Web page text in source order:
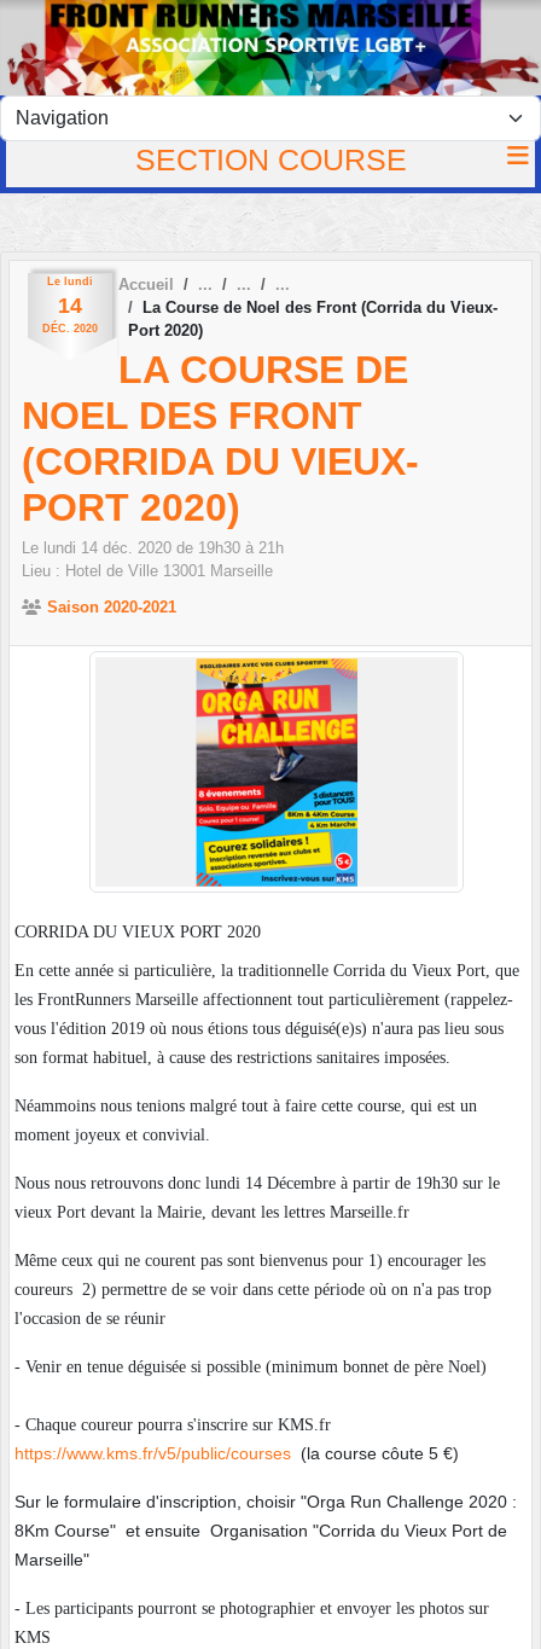
SECTION COURSE
Le lundi
14
DÉC. 2020
Accueil
La Course de Noel des Front (Corrida du Vieux-
Port 2020)
LA COURSE DE
NOEL DES FRONT
(CORRIDA DU VIEUX-
PORT 2020)
Le lundi 14 déc. 2020 de 19h30 à 21h
Lieu : Hotel de Ville 13001 Marseille
Saison 2020-2021
CORRIDA DU VIEUX PORT 2020
En cette année si particulière, la traditionnelle Corrida du Vieux Port, que
les FrontRunners Marseille affectionnent tout particulièrement (rappelez-
vous l'édition 2019 où nous étions tous déguisé(e)s) n'aura pas lieu sous
son format habituel, à cause des restrictions sanitaires imposées.
Néammoins nous tenions malgré tout à faire cette course, qui est un
moment joyeux et convivial.
Nous nous retrouvons donc lundi 14 Décembre à partir de 19h30 sur le
vieux Port devant la Mairie, devant les lettres Marseille.fr
Même ceux qui ne courent pas sont bienvenus pour 1) encourager les
coureurs 2) permettre de se voir dans cette période où on n'a pas trop
l'occasion de se réunir
- Venir en tenue déguisée si possible (minimum bonnet de père Noel)
- Chaque coureur pourra s'inscrire sur KMS.fr
https://www.kms.fr/v5/public/courses (la course côute 5 €)
Sur le formulaire d'inscription, choisir "Orga Run Challenge 2020 :
8Km Course" et ensuite Organisation "Corrida du Vieux Port de
Marseille"
- Les participants pourront se photographier et envoyer les photos sur
KMS
Panneau de gestion des cookies